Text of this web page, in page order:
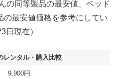
の同等製品の最安値、ベッド
の最安値価格を参考にしてい
日現在）
レンタル・購入比較
9,900円